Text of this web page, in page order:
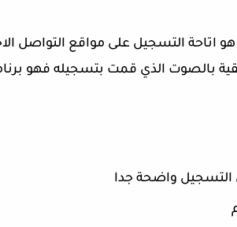
هو اتاحة التسجيل على مواقع التواصل
بالصوت الذي قمت بتسجيله فهو
واضحة جدا